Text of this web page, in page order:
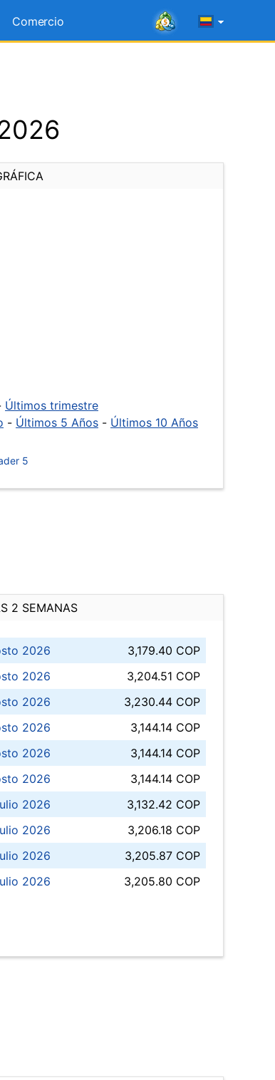
Comercio
Últimos trimestre
- Últimos 5 Años - Últimos 10 Años
5
2 SEMANAS
2026
3,179.40 COP
2026
3,204.51 COP
2026
3,230.44 COP
2026
3,144.14 COP
2026
3,144.14 COP
2026
3,144.14 COP
2026
3,132.42 COP
2026
3,206.18 COP
2026
3,205.87 COP
2026
3,205.80 COP